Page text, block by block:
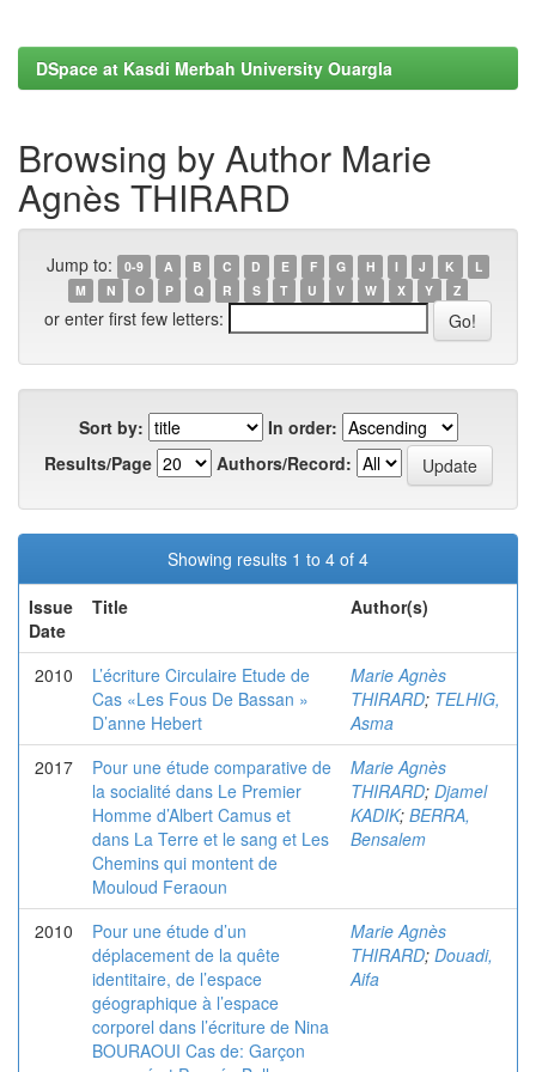
DSpace at Kasdi Merbah University Ouargla
Browsing by Author Marie
Agnès THIRARD
Jump to: 0-9 A B C D E F G H I J K
L
M
N O P Q R S T U V W X Y Z
or enter first few letters:
Sort by:
In order:
Results/Page
Authors/Record:
Showing results 1 to 4 of 4
Issue
Date
Title Author(s)
2010
L’écriture Circulaire Etude de
Cas «Les Fous De Bassan »
D’anne Hebert
Marie Agnès
THIRARD; TELHIG,
Asma
2017
Pour une étude comparative de
la socialité dans Le Premier
Homme d’Albert Camus et
dans La Terre et le sang et Les
Chemins qui montent de
Mouloud Feraoun
Marie Agnès
THIRARD; Djamel
KADIK; BERRA,
Bensalem
2010
Pour une étude d’un
déplacement de la quête
identitaire, de l’espace
géographique à l’espace
corporel dans l’écriture de Nina
BOURAOUI Cas de: Garçon
Marie Agnès
THIRARD; Douadi,
Aifa